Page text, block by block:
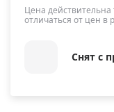
Цена
отличаться от цен в
Снят с